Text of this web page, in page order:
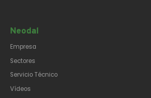
Neodal
Empresa
Sectores
Servicio Técnico
Vídeos